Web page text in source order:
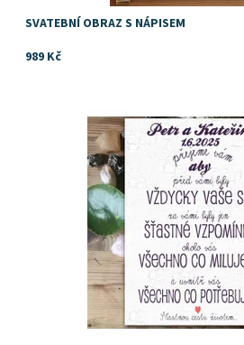
SVATEBNÍ OBRAZ S NÁPISEM
989 Kč
Dostupnost: Skladem